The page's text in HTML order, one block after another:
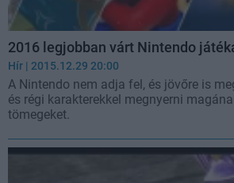
2016 legjobban várt Nintendo
Hír | 2015.12.29 20:00
A Nintendo nem adja fel, és jövőre is
és régi karakterekkel megnyerni
tömegeket.